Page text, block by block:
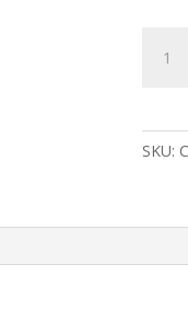
SKU: